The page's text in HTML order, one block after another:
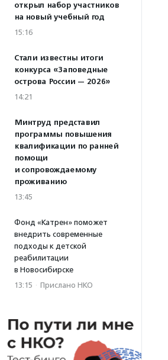
открыл набор участников
на новый учебный год
15:16
Стали известны итоги
конкурса «Заповедные
острова России — 2026»
14:21
Минтруд представил
программы повышения
квалификации по ранней
помощи
и сопровождаемому
проживанию
13:45
Фонд «Катрен» поможет
внедрить современные
подходы к детской
реабилитации
в Новосибирске
13:15 · Прислано НКО